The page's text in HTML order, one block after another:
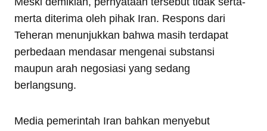
merta diterima oleh pihak Iran. Respons dari
Teheran menunjukkan bahwa masih terdapat
perbedaan mendasar mengenai substansi
maupun arah negosiasi yang sedang
berlangsung.
Media pemerintah Iran bahkan menyebut